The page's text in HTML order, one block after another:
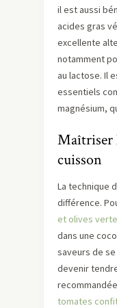
il est aussi
acides gras
excellente
notamment
au lactose. Il
essentiels
magnésium,
Maîtriser
cuisson
La technique
différence.
et olives
dans une
saveurs de
devenir
tomates